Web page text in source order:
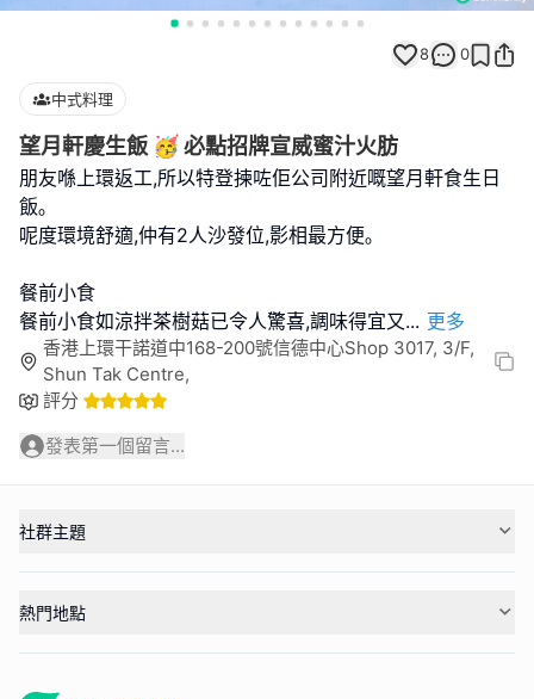
8 0
中式料理
望月軒慶生飯 🥳 必點招牌宣威蜜汁火肪
朋友喺上環返工,所以特登揀咗佢公司附近嘅望月軒食生日
飯｡
呢度環境舒適,仲有2人沙發位,影相最方便｡
餐前小食
餐前小食如涼拌茶樹菇已令人驚喜,調味得宜又... 更多
香港上環干諾道中168-200號信德中心Shop 3017, 3/F,
Shun Tak Centre,
評分
發表第一個留言...
社群主題
熱門地點